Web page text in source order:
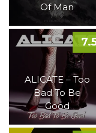
Of Man
ALICATE – Too
Bad To Be
Good